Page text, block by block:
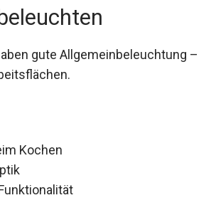
gute Allgemeinbeleuchtung –
Kochen